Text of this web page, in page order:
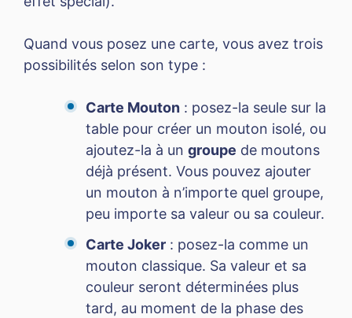
Quand vous posez une carte, vous avez trois
possibilités selon son type :
Carte Mouton : posez-la seule sur la
table pour créer un mouton isolé, ou
ajoutez-la à un groupe de moutons
déjà présent. Vous pouvez ajouter
un mouton à n’importe quel groupe,
peu importe sa valeur ou sa couleur.
Carte Joker : posez-la comme un
mouton classique. Sa valeur et sa
couleur seront déterminées plus
tard, au moment de la phase des